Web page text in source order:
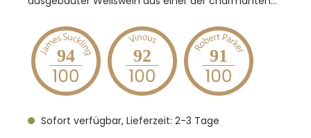
Weinstraße, die für ihre fruchtbetonten,
terroirgeprägten Rieslinge bekannt ist. Dieser Riesling
zeigt das typische Terroir der Pfalz mit klarer
Struktur, frischer Säure und mineralischer Präzision,
Region hervorbringen. Die Trauben werden selektiv
94 92 91
Sofort verfügbar, Lieferzeit: 2-3 Tage